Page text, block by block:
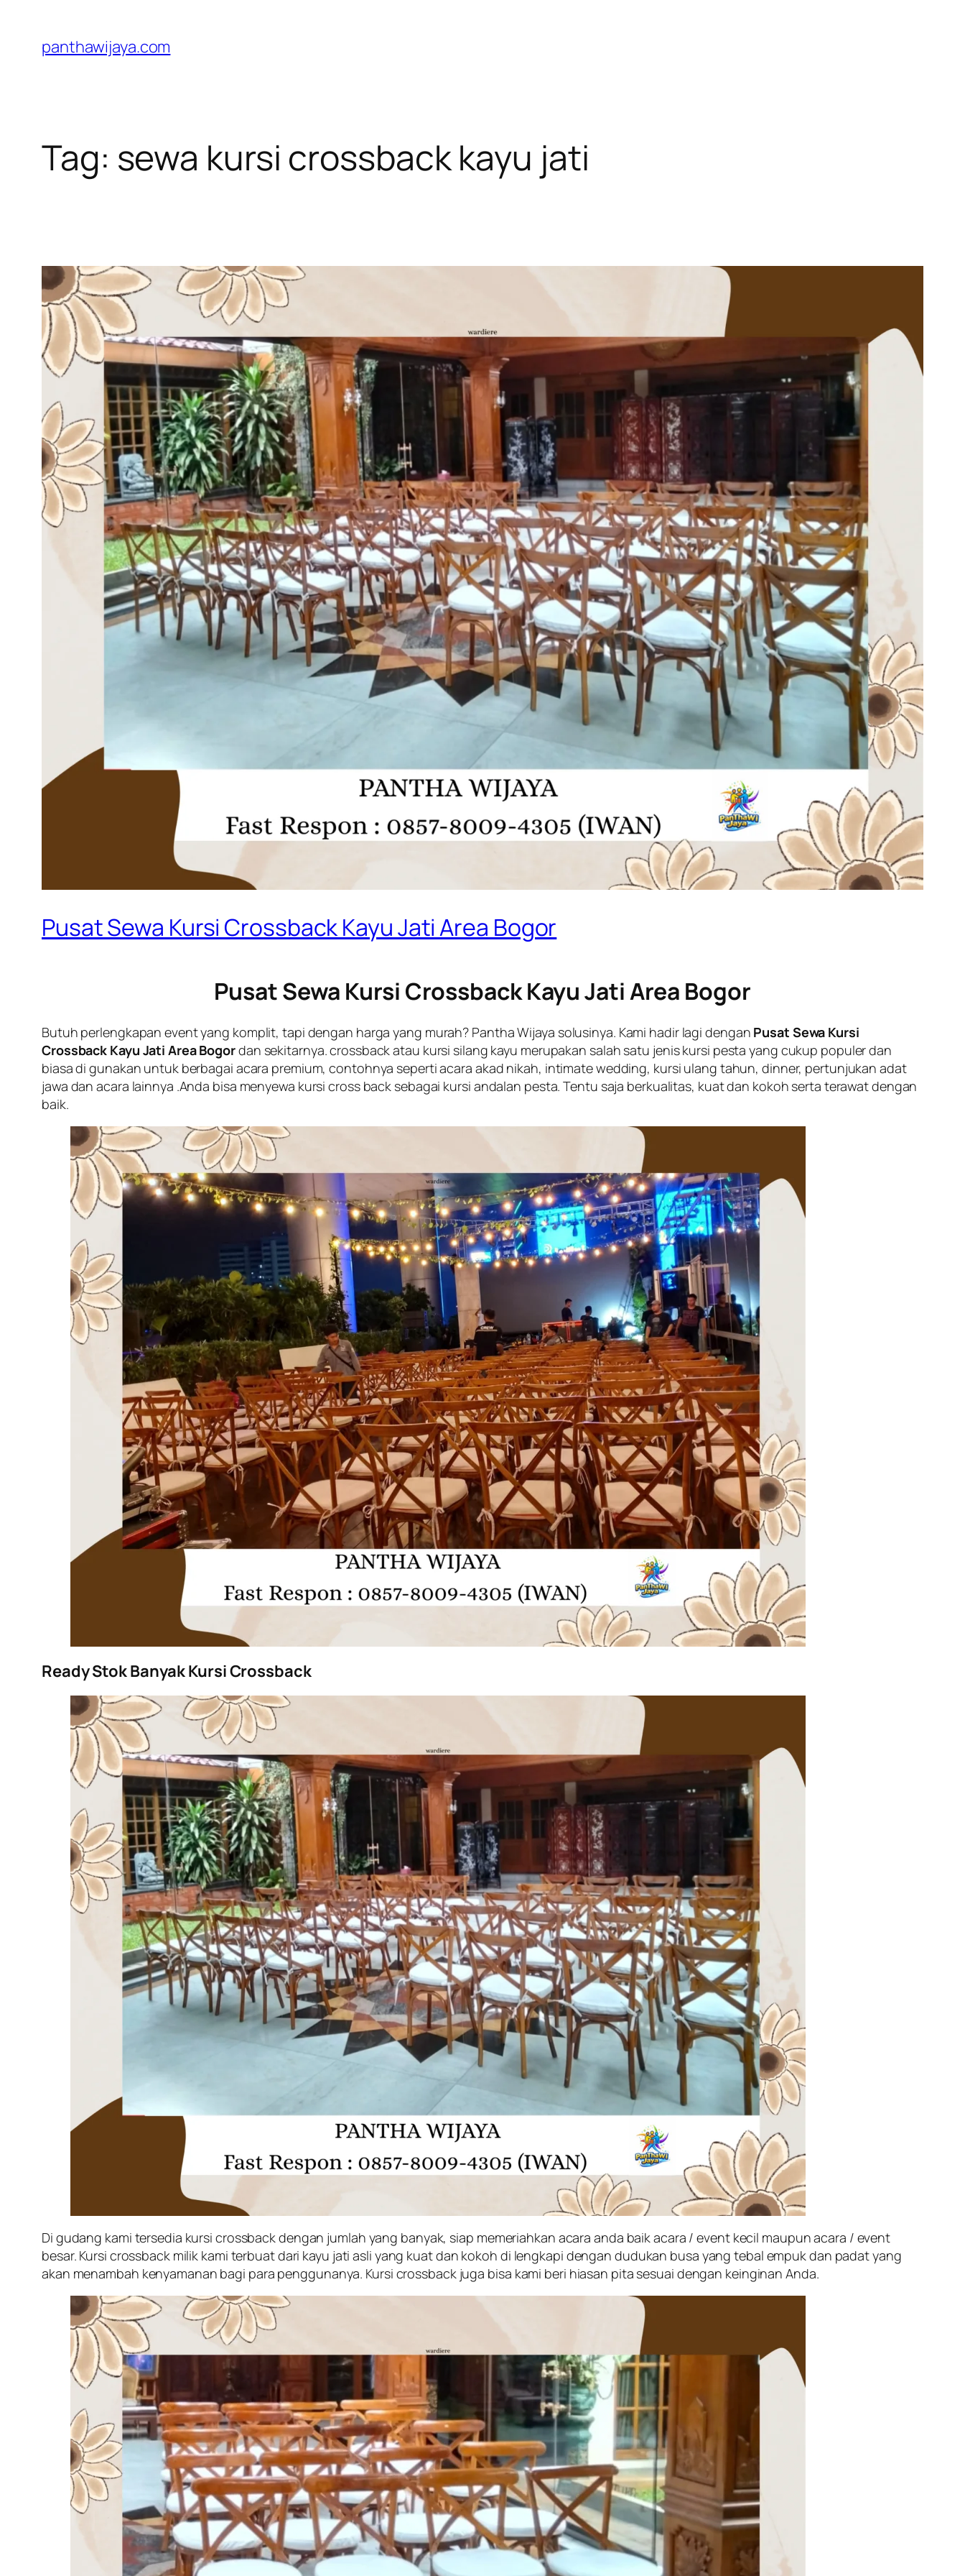
konten
panthawijaya.com
Tag: sewa kursi crossback kayu jati
Pusat Sewa Kursi Crossback Kayu Jati Area Bogor
Pusat Sewa Kursi Crossback Kayu Jati Area Bogor
Butuh perlengkapan event yang komplit, tapi dengan harga yang murah? Pantha Wijaya solusinya. Kami hadir lagi dengan Pusat Sewa Kursi
Crossback Kayu Jati Area Bogordan sekitarnya. crossback atau kursi silang kayu merupakan salah satu jenis kursi pesta yang cukup populer dan
biasa di gunakan untuk berbagai acara premium, contohnya seperti acara akad nikah, intimate wedding, kursi ulang tahun, dinner, pertunjukan adat
jawa dan acara lainnya .Anda bisa menyewa kursi cross back sebagai kursi andalan pesta. Tentu saja berkualitas, kuat dan kokoh serta terawat dengan
baik.
Ready Stok Banyak Kursi Crossback
Di gudang kami tersedia kursi crossback dengan jumlah yang banyak, siap memeriahkan acara anda baik acara / event kecil maupun acara / event
besar. Kursi crossback milik kami terbuat dari kayu jati asli yang kuat dan kokoh di lengkapi dengan dudukan busa yang tebal empuk dan padat yang
akan menambah kenyamanan bagi para penggunanya. Kursi crossback juga bisa kami beri hiasan pita sesuai dengan keinginan Anda.